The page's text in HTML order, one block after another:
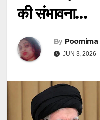
की संभावना…
By Poornima
JUN 3, 2026